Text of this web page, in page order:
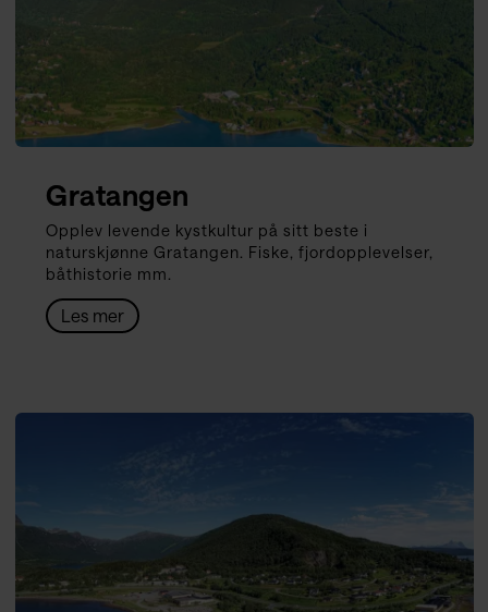
Gratangen
Opplev levende kystkultur på sitt beste i
naturskjønne Gratangen. Fiske, fjordopplevelser,
båthistorie mm.
Les mer